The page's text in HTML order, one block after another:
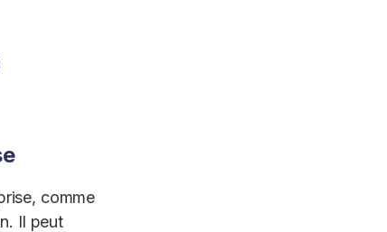
comme
Il peut